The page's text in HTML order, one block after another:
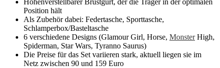
Position hält
Als Zubehör dabei: Federtasche, Sporttasche,
Schlamperbox/Basteltasche
6 verschiedene Designs (Glamour Girl, Horse, MonsterHigh,
Spiderman, Star Wars, Tyranno Saurus)
Die Preise für das Set variieren stark, aktuell liegen sie im
Netz zwischen 90 und 159 Euro